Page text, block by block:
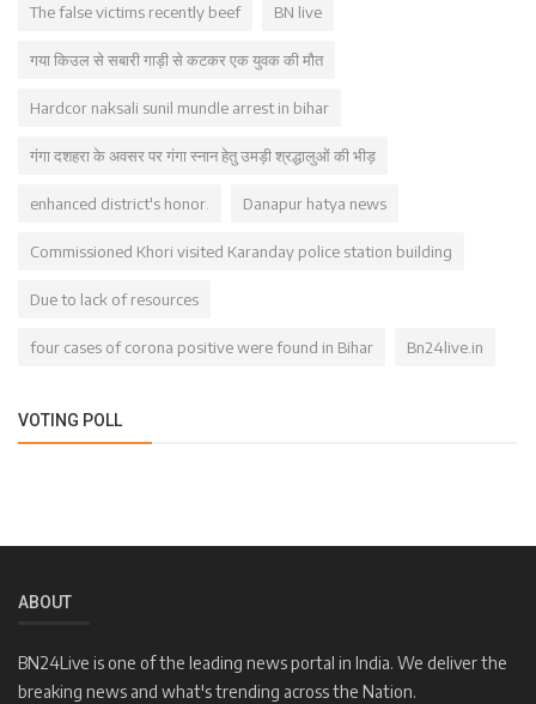
The false victims recently beef BN live
गया किउल से सबारी गाड़ी से कटकर एक युवक की मौत
Hardcor naksali sunil mundle arrest in bihar
गंगा दशहरा के अवसर पर गंगा स्नान हेतु उमड़ी श्रद्धालुओं की भीड़
enhanced district's honor. Danapur hatya news
Commissioned Khori visited Karanday police station building
Due to lack of resources
four cases of corona positive were found in Bihar Bn24live.in
VOTING POLL
ABOUT
BN24Live is one of the leading news portal in India. We deliver the
breaking news and what's trending across the Nation.